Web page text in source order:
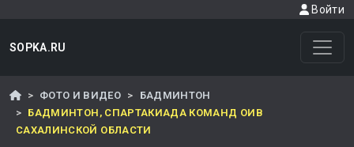
Войти
SOPKA.RU
ФОТО И ВИДЕО
БАДМИНТОН
БАДМИНТОН, СПАРТАКИАДА КОМАНД ОИВ
САХАЛИНСКОЙ ОБЛАСТИ